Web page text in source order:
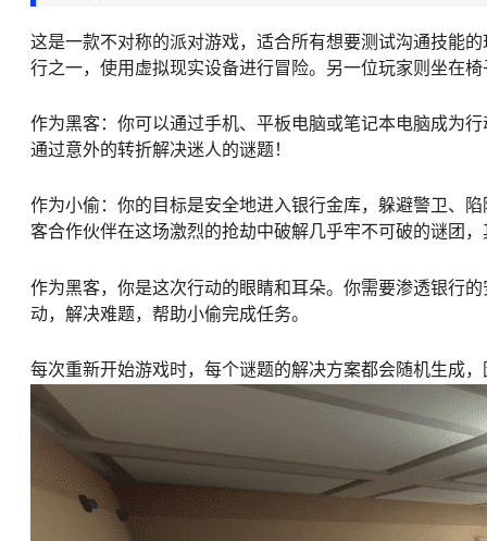
这是一款不对称的派对游戏，适合所有想要测试沟通技能
行之一，使用虚拟现实设备进行冒险。另一位玩家则坐在
作为黑客：你可以通过手机、平板电脑或笔记本电脑成为
通过意外的转折解决迷人的谜题！
作为小偷：你的目标是安全地进入银行金库，躲避警卫、
客合作伙伴在这场激烈的抢劫中破解几乎牢不可破的谜团
作为黑客，你是这次行动的眼睛和耳朵。你需要渗透银行
动，解决难题，帮助小偷完成任务。
每次重新开始游戏时，每个谜题的解决方案都会随机生成